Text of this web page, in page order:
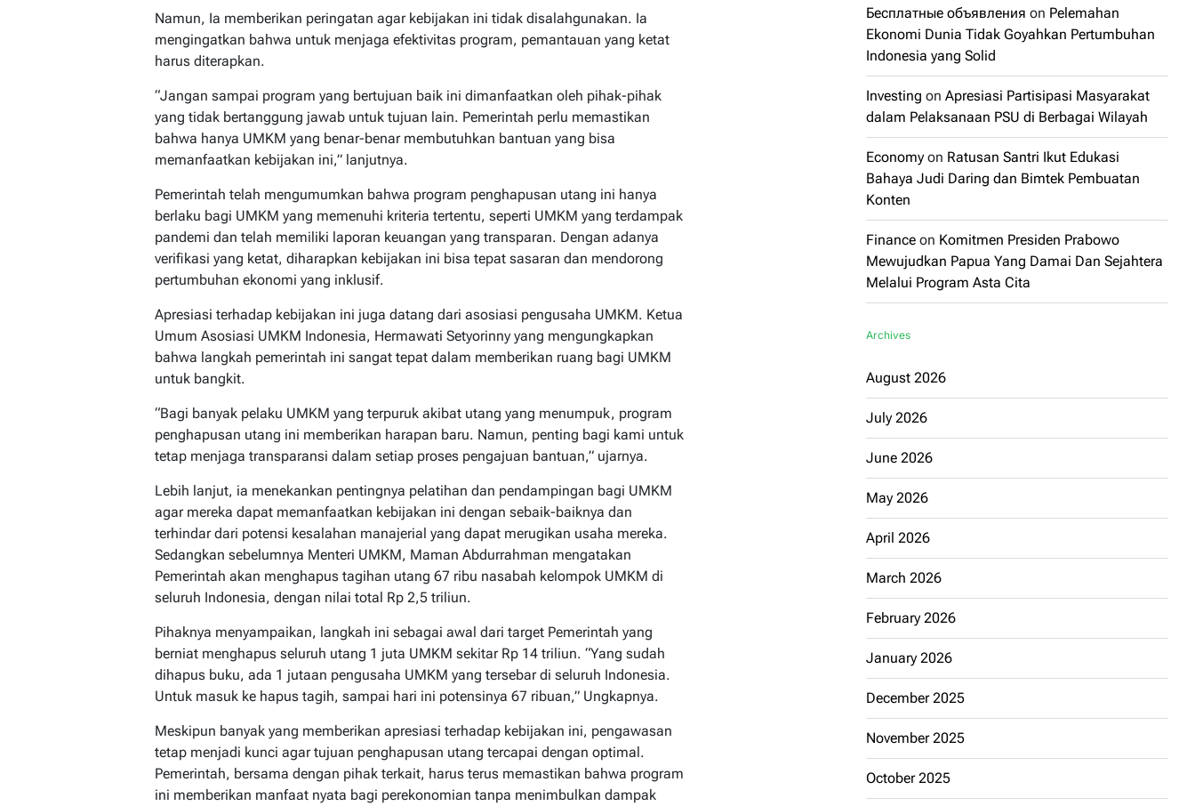
Namun, Ia memberikan peringatan agar kebijakan ini tidak disalahgunakan. Ia
mengingatkan bahwa untuk menjaga efektivitas program, pemantauan yang ketat
harus diterapkan.
“Jangan sampai program yang bertujuan baik ini dimanfaatkan oleh pihak-pihak
yang tidak bertanggung jawab untuk tujuan lain. Pemerintah perlu memastikan
bahwa hanya UMKM yang benar-benar membutuhkan bantuan yang bisa
memanfaatkan kebijakan ini,” lanjutnya.
Pemerintah telah mengumumkan bahwa program penghapusan utang ini hanya
berlaku bagi UMKM yang memenuhi kriteria tertentu, seperti UMKM yang terdampak
pandemi dan telah memiliki laporan keuangan yang transparan. Dengan adanya
verifikasi yang ketat, diharapkan kebijakan ini bisa tepat sasaran dan mendorong
pertumbuhan ekonomi yang inklusif.
Apresiasi terhadap kebijakan ini juga datang dari asosiasi pengusaha UMKM. Ketua
Umum Asosiasi UMKM Indonesia, Hermawati Setyorinny yang mengungkapkan
bahwa langkah pemerintah ini sangat tepat dalam memberikan ruang bagi UMKM
untuk bangkit.
“Bagi banyak pelaku UMKM yang terpuruk akibat utang yang menumpuk, program
penghapusan utang ini memberikan harapan baru. Namun, penting bagi kami untuk
tetap menjaga transparansi dalam setiap proses pengajuan bantuan,” ujarnya.
Lebih lanjut, ia menekankan pentingnya pelatihan dan pendampingan bagi UMKM
agar mereka dapat memanfaatkan kebijakan ini dengan sebaik-baiknya dan
terhindar dari potensi kesalahan manajerial yang dapat merugikan usaha mereka.
Sedangkan sebelumnya Menteri UMKM, Maman Abdurrahman mengatakan
Pemerintah akan menghapus tagihan utang 67 ribu nasabah kelompok UMKM di
seluruh Indonesia, dengan nilai total Rp 2,5 triliun.
Pihaknya menyampaikan, langkah ini sebagai awal dari target Pemerintah yang
berniat menghapus seluruh utang 1 juta UMKM sekitar Rp 14 triliun. “Yang sudah
dihapus buku, ada 1 jutaan pengusaha UMKM yang tersebar di seluruh Indonesia.
Untuk masuk ke hapus tagih, sampai hari ini potensinya 67 ribuan,” Ungkapnya.
Meskipun banyak yang memberikan apresiasi terhadap kebijakan ini, pengawasan
tetap menjadi kunci agar tujuan penghapusan utang tercapai dengan optimal.
Pemerintah, bersama dengan pihak terkait, harus terus memastikan bahwa program
ini memberikan manfaat nyata bagi perekonomian tanpa menimbulkan dampak
Бесплатные объявления on Pelemahan
Ekonomi Dunia Tidak Goyahkan Pertumbuhan
Indonesia yang Solid
Investing on Apresiasi Partisipasi Masyarakat
dalam Pelaksanaan PSU di Berbagai Wilayah
Economy on Ratusan Santri Ikut Edukasi
Bahaya Judi Daring dan Bimtek Pembuatan
Konten
Finance on Komitmen Presiden Prabowo
Mewujudkan Papua Yang Damai Dan Sejahtera
Melalui Program Asta Cita
Archives
August 2026
July 2026
June 2026
May 2026
April 2026
March 2026
February 2026
January 2026
December 2025
November 2025
October 2025